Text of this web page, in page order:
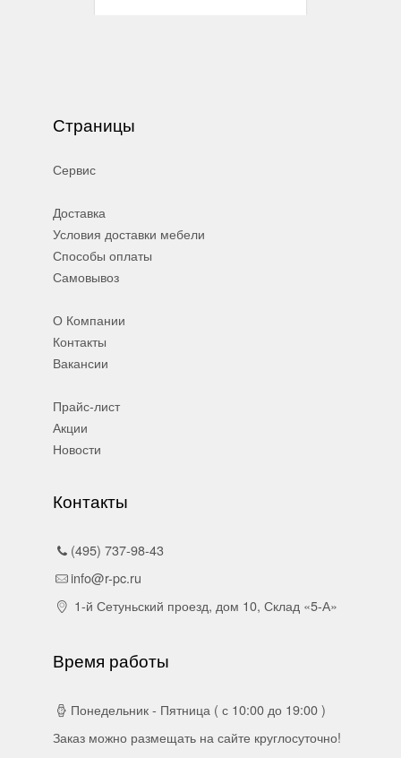
Страницы
Сервис
Доставка
Условия доставки мебели
Способы оплаты
Самовывоз
О Компании
Контакты
Вакансии
Прайс-лист
Акции
Новости
Контакты
(495) 737-98-43
info@r-pc.ru
1-й Сетуньский проезд, дом 10, Склад «5-А»
Время работы
Понедельник - Пятница ( с 10:00 до 19:00 )
Заказ можно размещать на сайте круглосуточно!